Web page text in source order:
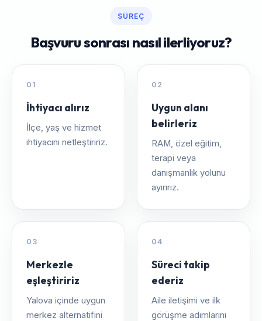
SÜREÇ
Başvuru sonrası nasıl ilerliyoruz?
01
İhtiyacı alırız
İlçe, yaş ve hizmet
ihtiyacını netleştiririz.
02
Uygun alanı
belirleriz
RAM, özel eğitim,
terapi veya
danışmanlık yolunu
ayırırız.
03
Merkezle
eşleştiririz
Yalova içinde uygun
merkez alternatifini
04
Süreci takip
ederiz
Aile iletişimi ve ilk
görüşme adımlarını